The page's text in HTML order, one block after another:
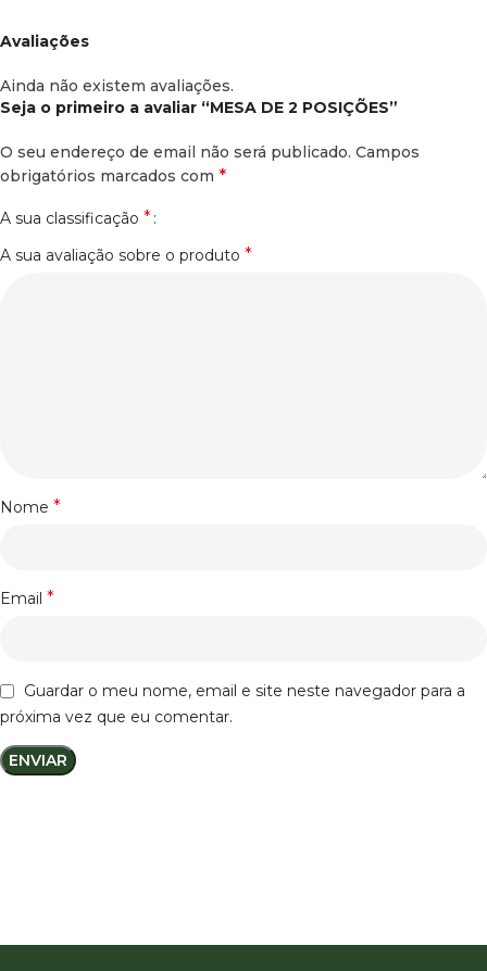
Avaliações
Ainda não existem avaliações.
Seja o primeiro a avaliar “MESA DE 2 POSIÇÕES”
O seu endereço de email não será publicado. Campos
obrigatórios marcados com *
A sua classificação *
A sua avaliação sobre o produto *
Nome *
Email *
Guardar o meu nome, email e site neste navegador para a
próxima vez que eu comentar.